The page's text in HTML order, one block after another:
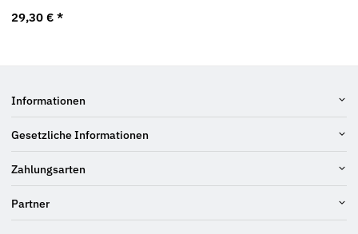
29,30 € *
Informationen
Gesetzliche Informationen
Zahlungsarten
Partner